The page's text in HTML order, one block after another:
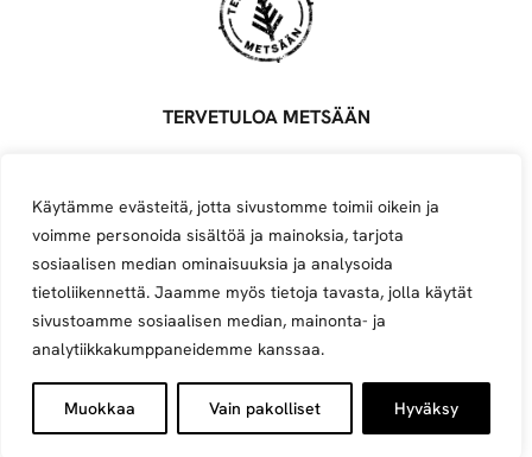
Käytämme evästeitä, jotta sivustomme toimii oikein ja
voimme personoida sisältöä ja mainoksia, tarjota
sosiaalisen median ominaisuuksia ja analysoida
tietoliikennettä. Jaamme myös tietoja tavasta, jolla käytät
sivustoamme sosiaalisen median, mainonta- ja
analytiikkakumppaneidemme kanssaa.
Muokkaa Vain pakolliset Hyväksy
TERVETULOA METSÄÄN
kiinnostuneet.
Avoimet työpaikat
Ilmoita työpaikka Ilmoita yritys
InstagramFacebook YouTube
Evästeet Tietosuoja